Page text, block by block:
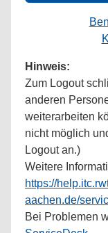
Hinweis:
Zum Logout
anderen
weiterarbeiten
nicht möglich
Logout an.)
Weitere
https://
aachen.de/
Bei Problemen